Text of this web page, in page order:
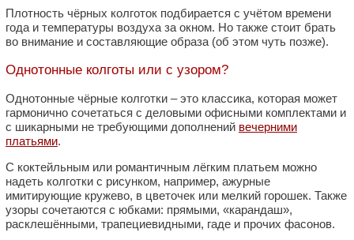
Плотность чёрных колготок подбирается с учётом времени
года и температуры воздуха за окном. Но также стоит брать
во внимание и составляющие образа (об этом чуть позже).
Однотонные колготы или с узором?
Однотонные чёрные колготки – это классика, которая может
гармонично сочетаться с деловыми офисными комплектами и
с шикарными не требующими дополнений вечерними
платьями.
С коктейльным или романтичным лёгким платьем можно
надеть колготки с рисунком, например, ажурные
имитирующие кружево, в цветочек или мелкий горошек. Также
узоры сочетаются с юбками: прямыми, «карандаш»,
расклешёнными, трапециевидными, гаде и прочих фасонов.